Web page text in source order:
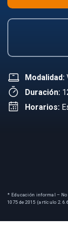
Modalidad:
Duración:
Horarios:
* Educación informal –
1075 de 2015 (artículo